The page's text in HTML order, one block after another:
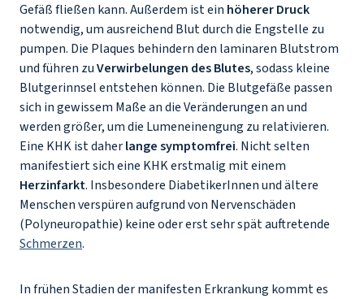
Gefäß fließen kann. Außerdem ist ein höherer Druck
notwendig, um ausreichend Blut durch die Engstelle zu
pumpen. Die Plaques behindern den laminaren Blutstrom
und führen zuVerwirbelungen des Blutes, sodass kleine
Blutgerinnsel entstehen können. Die Blutgefäße passen
sich in gewissem Maße an die Veränderungen an und
werden größer, um die Lumeneinengung zu relativieren.
Eine KHK ist daherlange symptomfrei. Nicht selten
manifestiert sich eine KHK erstmalig mit einem
Herzinfarkt. Insbesondere DiabetikerInnen und ältere
Menschen verspüren aufgrund von Nervenschäden
(Polyneuropathie) keine oder erst sehr spät auftretende
Schmerzen.
In frühen Stadien der manifesten Erkrankung kommt es